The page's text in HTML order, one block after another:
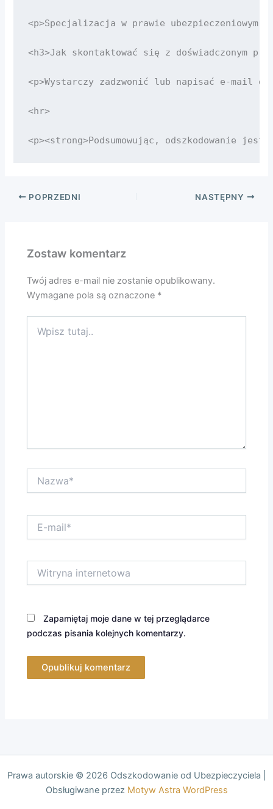
POPRZEDNI NASTĘPNY
Zostaw komentarz
Twój adres e-mail nie zostanie opublikowany.
Wymagane pola są oznaczone *
tutaj..
mail*
internetowa
Zapamiętaj moje dane w tej przeglądarce
podczas pisania kolejnych komentarzy.
Prawa autorskie © 2026 Odszkodowanie od Ubezpieczyciela |
Obsługiwane przez Motyw Astra WordPress